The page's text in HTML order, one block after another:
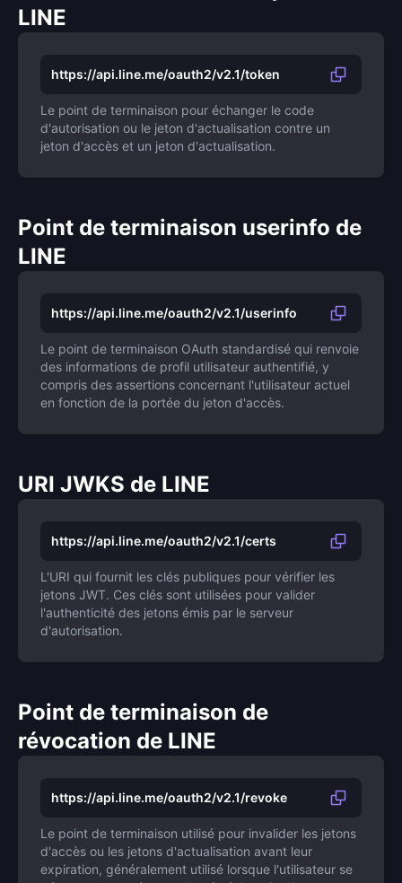
LINE
https://api.line.me/oauth2/v2.1/token
Le point de terminaison pour échanger le code
d'autorisation ou le jeton d'actualisation contre un
jeton d'accès et un jeton d'actualisation.
Point de terminaison userinfo de
LINE
https://api.line.me/oauth2/v2.1/userinfo
Le point de terminaison OAuth standardisé qui renvoie
des informations de profil utilisateur authentifié, y
compris des assertions concernant l'utilisateur actuel
en fonction de la portée du jeton d'accès.
URI JWKS de LINE
https://api.line.me/oauth2/v2.1/certs
L'URI qui fournit les clés publiques pour vérifier les
jetons JWT. Ces clés sont utilisées pour valider
l'authenticité des jetons émis par le serveur
d'autorisation.
Point de terminaison de
révocation de LINE
https://api.line.me/oauth2/v2.1/revoke
Le point de terminaison utilisé pour invalider les jetons
d'accès ou les jetons d'actualisation avant leur
expiration, généralement utilisé lorsque l'utilisateur se